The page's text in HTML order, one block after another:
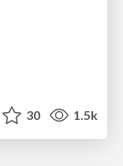
30 1.5k